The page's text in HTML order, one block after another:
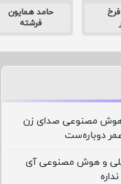
فرخ
حامد همایون
فرشته
هوش مصنوعی صدای زن
دوباره‌ست
و هوش مصنوعی آی